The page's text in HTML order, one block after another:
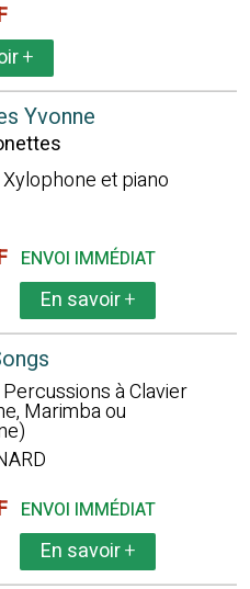
+
Yvonne
et piano
ENVOI IMMÉDIAT
En savoir+
à Clavier
Marimba ou
ENVOI IMMÉDIAT
En savoir+